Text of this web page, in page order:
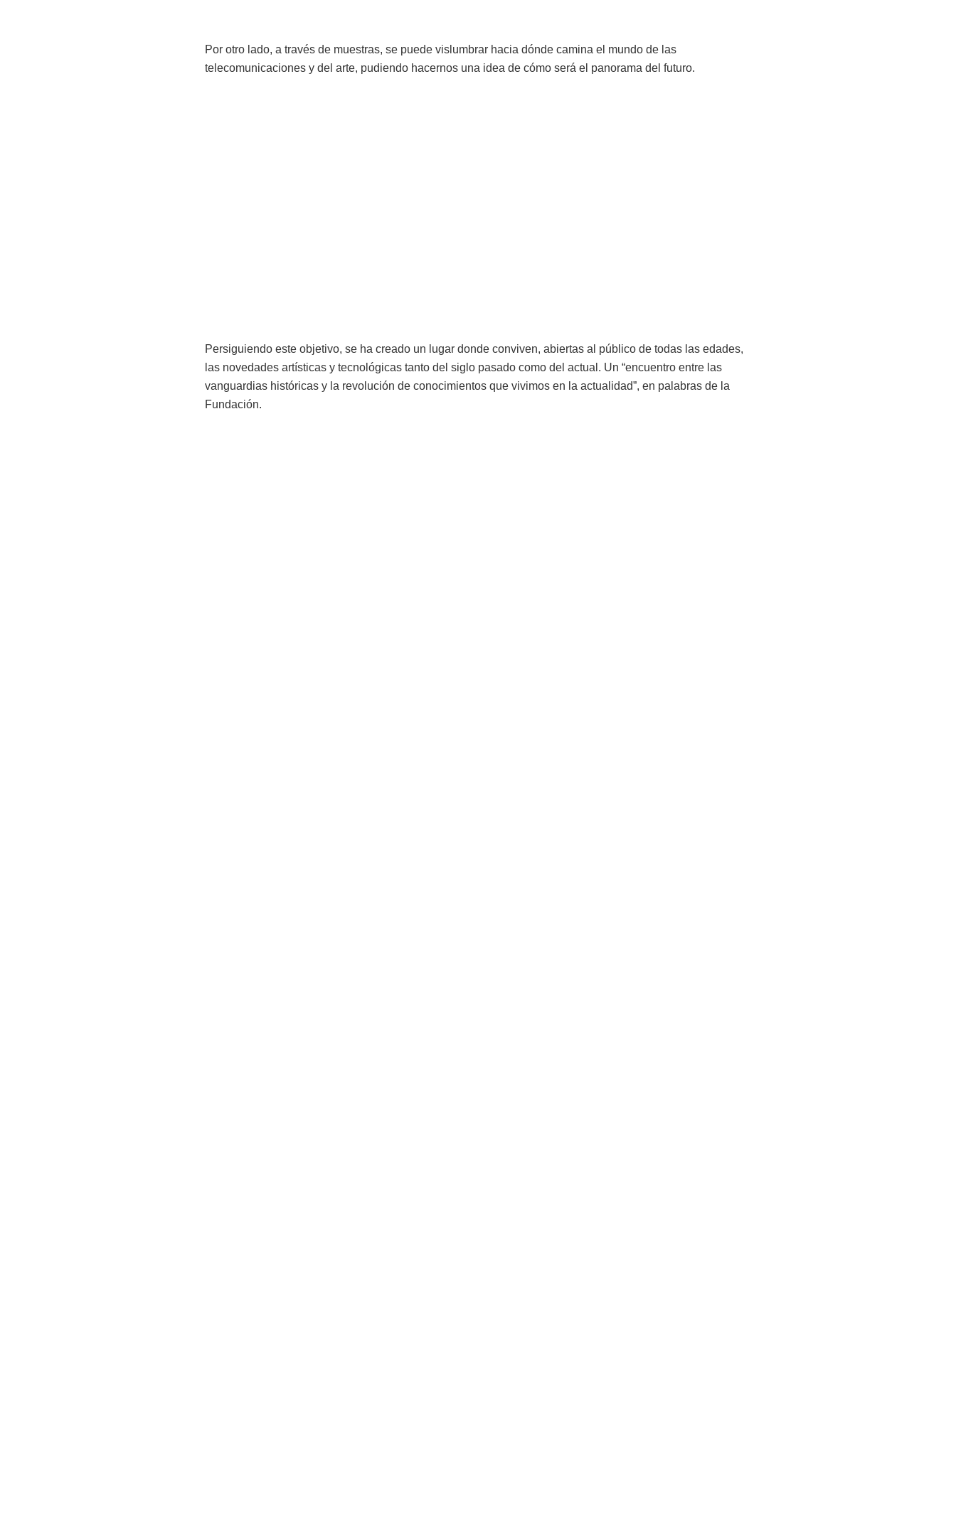
Por otro lado, a través de muestras, se puede vislumbrar hacia dónde camina el mundo de las
telecomunicaciones y del arte, pudiendo hacernos una idea de cómo será el panorama del futuro.
Persiguiendo este objetivo, se ha creado un lugar donde conviven, abiertas al público de todas las edades,
las novedades artísticas y tecnológicas tanto del siglo pasado como del actual. Un “encuentro entre las
vanguardias históricas y la revolución de conocimientos que vivimos en la actualidad”, en palabras de la
Fundación.